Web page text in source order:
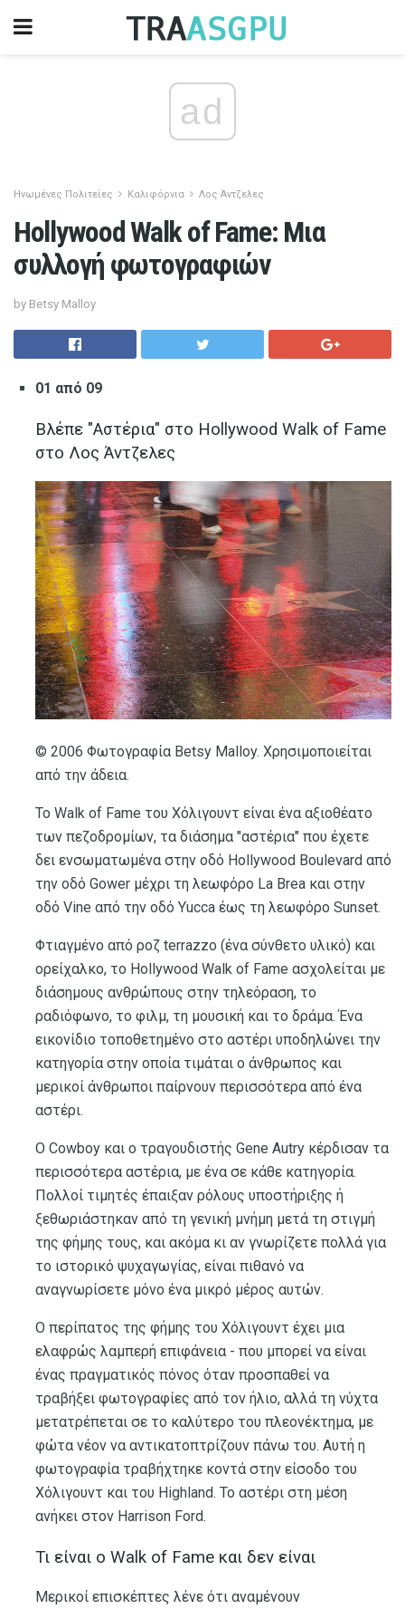
ad
Ηνωμένες Πολιτείες Καλιφόρνια Λος Άντζελες
Hollywood Walk of Fame: Μια
συλλογή φωτογραφιών
by Betsy Malloy
01 από 09
Βλέπε "Αστέρια" στο Hollywood Walk of Fame
στο Λος Άντζελες
© 2006 Φωτογραφία Betsy Malloy. Χρησιμοποιείται
από την άδεια.
Το Walk of Fame του Χόλιγουντ είναι ένα αξιοθέατο
των πεζοδρομίων, τα διάσημα "αστέρια" που έχετε
δει ενσωματωμένα στην οδό Hollywood Boulevard από
την οδό Gower μέχρι τη λεωφόρο La Brea και στην
οδό Vine από την οδό Yucca έως τη λεωφόρο Sunset.
Φτιαγμένο από ροζ terrazzo (ένα σύνθετο υλικό) και
ορείχαλκο, το Hollywood Walk of Fame ασχολείται με
διάσημους ανθρώπους στην τηλεόραση, το
ραδιόφωνο, το φιλμ, τη μουσική και το δράμα. Ένα
εικονίδιο τοποθετημένο στο αστέρι υποδηλώνει την
κατηγορία στην οποία τιμάται ο άνθρωπος και
μερικοί άνθρωποι παίρνουν περισσότερα από ένα
αστέρι.
Ο Cowboy και ο τραγουδιστής Gene Autry κέρδισαν τα
περισσότερα αστέρια, με ένα σε κάθε κατηγορία.
Πολλοί τιμητές έπαιξαν ρόλους υποστήριξης ή
ξεθωριάστηκαν από τη γενική μνήμη μετά τη στιγμή
της φήμης τους, και ακόμα κι αν γνωρίζετε πολλά για
το ιστορικό ψυχαγωγίας, είναι πιθανό να
αναγνωρίσετε μόνο ένα μικρό μέρος αυτών.
Ο περίπατος της φήμης του Χόλιγουντ έχει μια
ελαφρώς λαμπερή επιφάνεια - που μπορεί να είναι
ένας πραγματικός πόνος όταν προσπαθεί να
τραβήξει φωτογραφίες από τον ήλιο, αλλά τη νύχτα
μετατρέπεται σε το καλύτερο του πλεονέκτημα, με
φώτα νέον να αντικατοπτρίζουν πάνω του. Αυτή η
φωτογραφία τραβήχτηκε κοντά στην είσοδο του
Χόλιγουντ και του Highland. Το αστέρι στη μέση
ανήκει στον Harrison Ford.
Τι είναι ο Walk of Fame και δεν είναι
Μερικοί επισκέπτες λένε ότι αναμένουν